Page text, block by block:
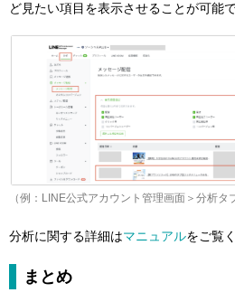
ど見たい項目を表示させることが可能で
（例：LINE公式アカウント管理画面＞分析タ
分析に関する詳細はマニュアルをご覧
まとめ